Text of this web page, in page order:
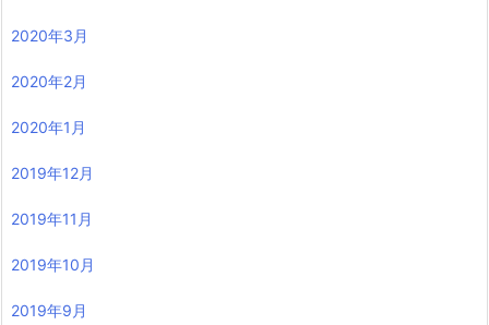
2020年3月
2020年2月
2020年1月
2019年12月
2019年11月
2019年10月
2019年9月